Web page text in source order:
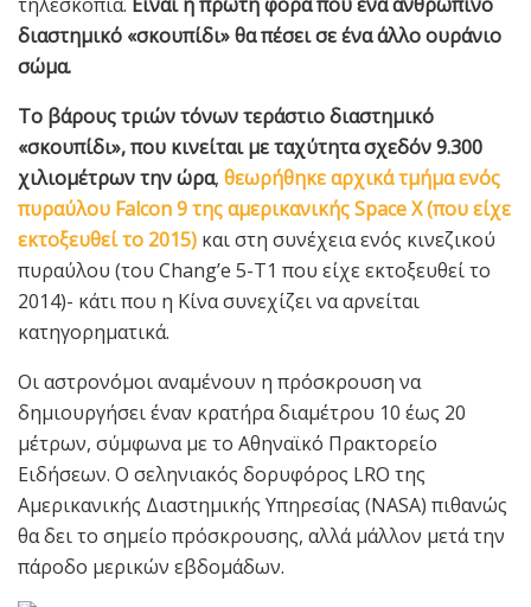
διαστημικό «σκουπίδι» θα πέσει σε ένα άλλο ουράνιο
σώμα.
Το βάρους τριών τόνων τεράστιο διαστημικό
«σκουπίδι», που κινείται με ταχύτητα σχεδόν 9.300
χιλιομέτρων την ώρα, θεωρήθηκε αρχικά τμήμα ενός
πυραύλου Falcon 9 της αμερικανικής Space X (που είχε
εκτοξευθεί το 2015) και στη συνέχεια ενός κινεζικού
πυραύλου (του Chang’e 5-Τ1 που είχε εκτοξευθεί το
2014)- κάτι που η Κίνα συνεχίζει να αρνείται
κατηγορηματικά.
Οι αστρονόμοι αναμένουν η πρόσκρουση να
δημιουργήσει έναν κρατήρα διαμέτρου 10 έως 20
μέτρων, σύμφωνα με το Αθηναϊκό Πρακτορείο
Ειδήσεων. Ο σεληνιακός δορυφόρος LRO της
Αμερικανικής Διαστημικής Υπηρεσίας (NASA) πιθανώς
θα δει το σημείο πρόσκρουσης, αλλά μάλλον μετά την
πάροδο μερικών εβδομάδων.